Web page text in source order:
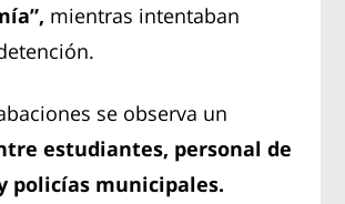
mientras intentaban
se observa un
estudiantes, personal de
policías municipales.